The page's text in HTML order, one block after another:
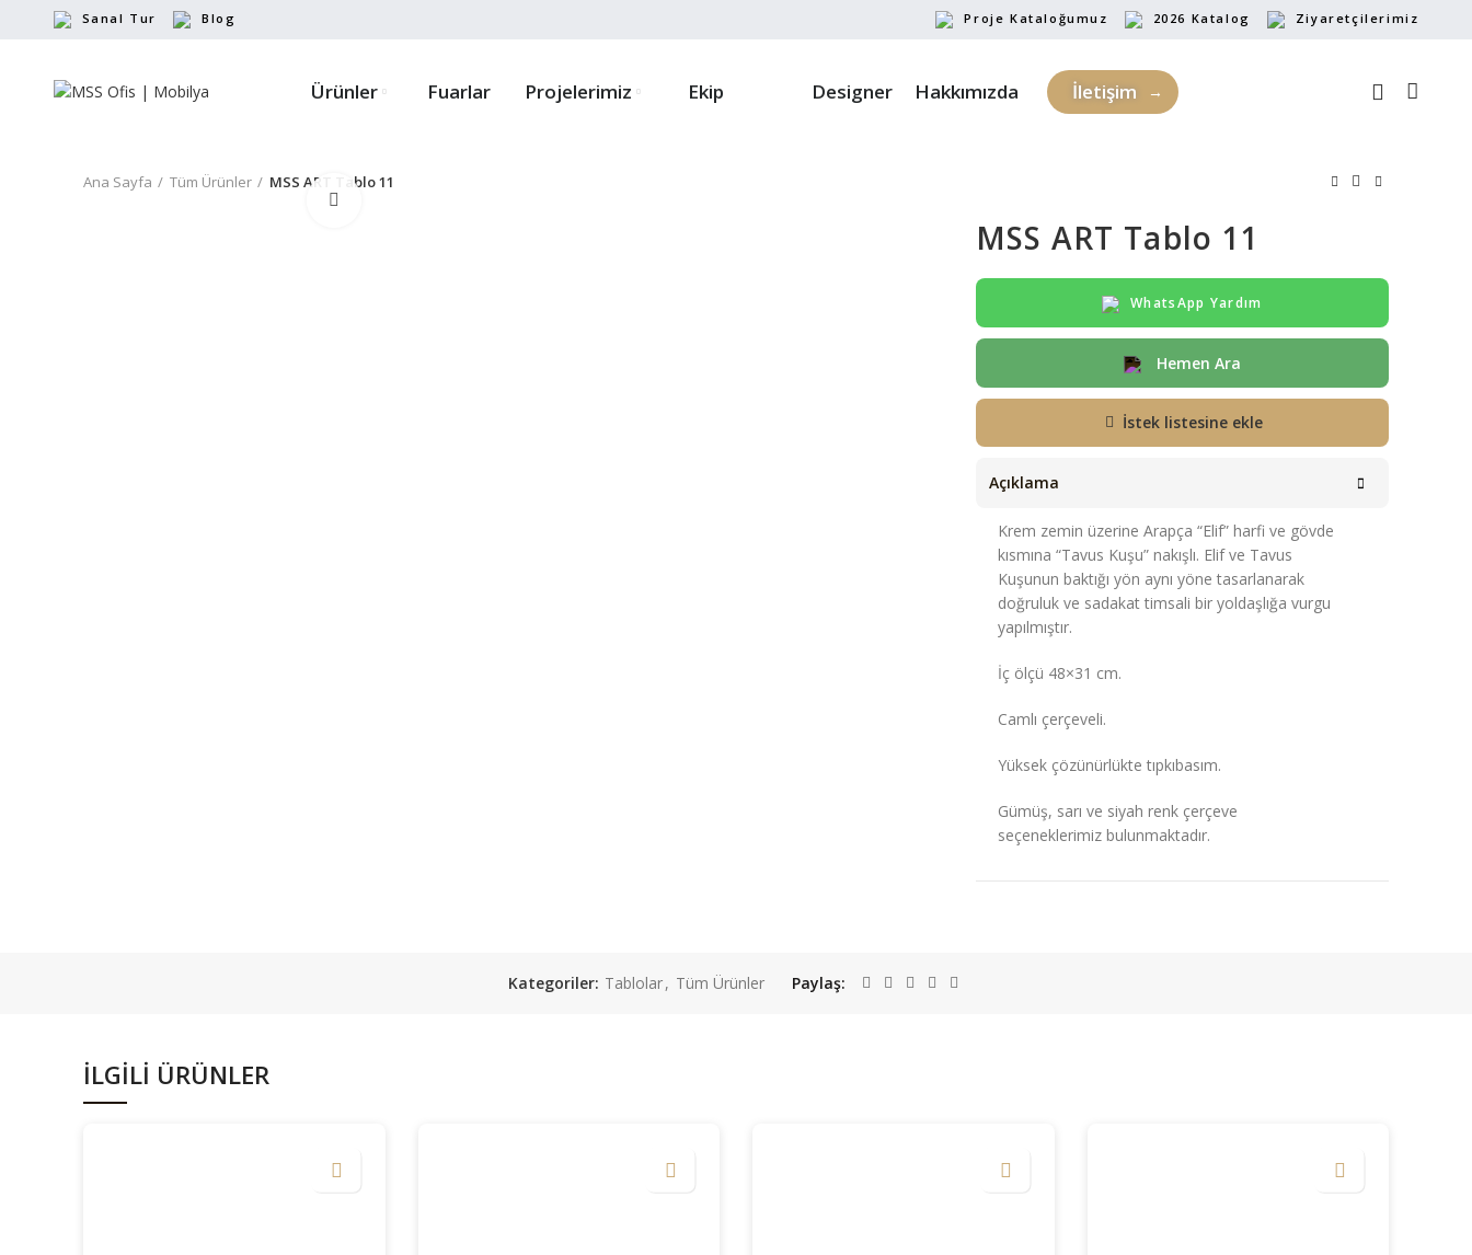
Sanal Tur Blog Proje Kataloğumuz 2026 Katalog Ziyaretçilerimiz
Ürünler Fuarlar Projelerimiz Ekip Designer Hakkımızda İletişim
Ana Sayfa Tüm Ürünler
MSS ART Tablo 11
MSS ART Tablo 11
WhatsApp Yardım
Hemen Ara
İstek listesine ekle
Açıklama
Krem zemin üzerine Arapça “Elif” harfi ve gövde
kısmına “Tavus Kuşu” nakışlı. Elif ve Tavus
Kuşunun baktığı yön aynı yöne tasarlanarak
doğruluk ve sadakat timsali bir yoldaşlığa vurgu
yapılmıştır.
İç ölçü 48×31 cm.
Camlı çerçeveli.
Yüksek çözünürlükte tıpkıbasım.
Gümüş, sarı ve siyah renk çerçeve
seçeneklerimiz bulunmaktadır.
Kategoriler: Tablolar, Tüm Ürünler Paylaş
İLGILI ÜRÜNLER